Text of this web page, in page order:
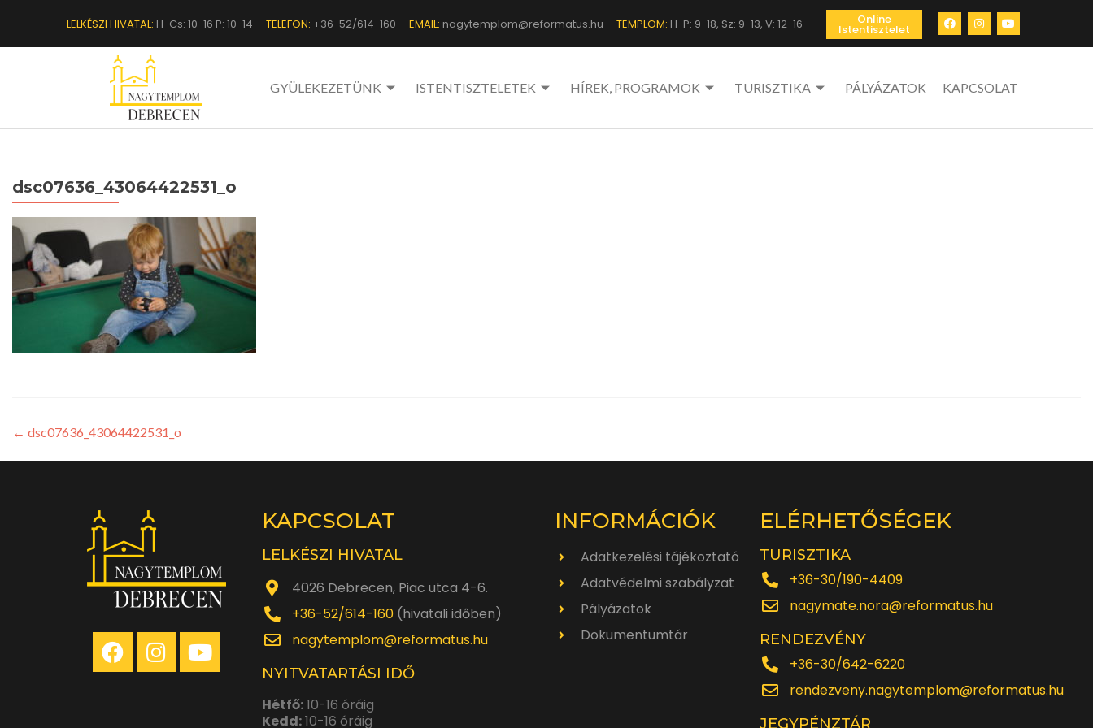
LELKÉSZI HIVATAL: H-Cs: 10-16 P: 10-14 TELEFON: +36-52/614-160 EMAIL: nagytemplom@reformatus.hu TEMPLOM: H-P: 9-18, Sz: 9-13, V: 12-16 Online
Istentisztelet
GYÜLEKEZETÜNK ISTENTISZTELETEK HÍREK, PROGRAMOK TURISZTIKA PÁLYÁZATOK KAPCSOLAT
dsc07636_43064422531_o
← dsc07636_43064422531_o
KAPCSOLAT
LELKÉSZI HIVATAL
4026 Debrecen, Piac utca 4-6.
+36-52/614-160 (hivatali időben)
nagytemplom@reformatus.hu
NYITVATARTÁSI IDŐ
Hétfő:10-16 óráig
Kedd:10-16 óráig
INFORMÁCIÓK
Adatkezelési tájékoztató
Adatvédelmi szabályzat
Pályázatok
Dokumentumtár
ELÉRHETŐSÉGEK
TURISZTIKA
+36-30/190-4409
nagymate.nora@reformatus.hu
RENDEZVÉNY
+36-30/642-6220
rendezveny.nagytemplom@reformatus.hu
JEGYPÉNZTÁR